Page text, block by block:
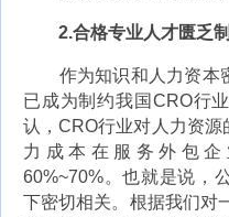
2.合格专业人才匮乏
作为知识和人力资本密
已成为制约我国CRO行
认，CRO行业对人力资源
力成本在服务外包
60%~70%。也就是说，
下密切相关。根据我们对